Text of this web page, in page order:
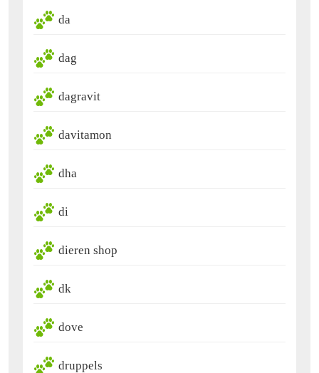
da
dag
dagravit
davitamon
dha
di
dieren shop
dk
dove
druppels